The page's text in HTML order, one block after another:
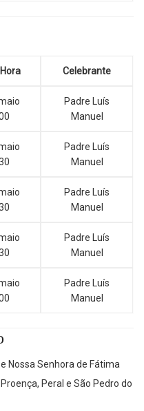
Celebrante
Padre Luís
Manuel
Padre Luís
Manuel
Padre Luís
Manuel
Padre Luís
Manuel
Padre Luís
Manuel
Nossa Senhora de Fátima
Peral e São Pedro do